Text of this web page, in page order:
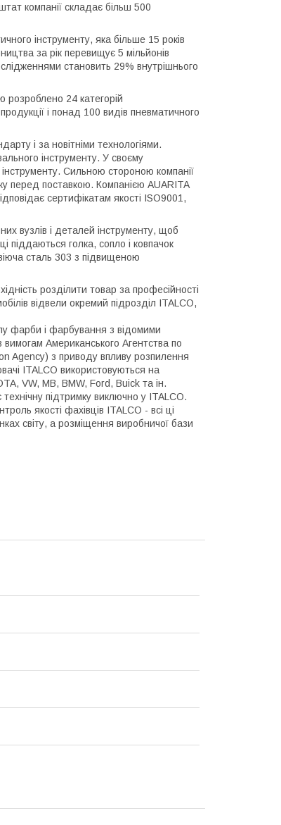
компанії складає більш 500
інструменту, яка більше 15 років
за рік перевищує 5 мільйонів
становить 29% внутрішнього
розроблено 24 категорій
і понад 100 видів пневматичного
і за новітніми технологіями.
інструменту. У своєму
Сильною стороною компанії
перед поставкою. Компанією AUARITA
сертифікатам якості ISO9001,
вузлів і деталей інструменту, щоб
піддаються голка, сопло і ковпачок
сталь 303 з підвищеною
розділити товар за професійності
відвели окремий підрозділ ITALCO,
фарби і фарбування з відомими
Американського Агентства по
Agency) з приводу впливу розпилення
ITALCO використовуються на
VW, MB, BMW, Ford, Buick та ін.
підтримку виключно у ITALCO.
якості фахівців ITALCO - всі ці
світу, а розміщення виробничої бази